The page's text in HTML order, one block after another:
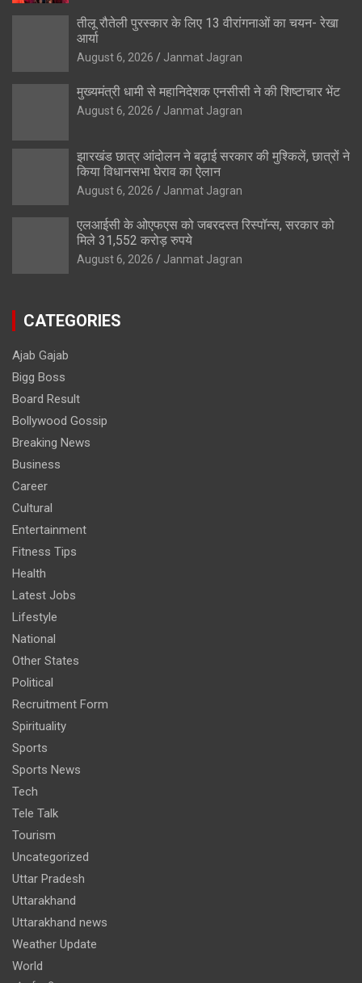
तीलू रौतेली पुरस्कार के लिए 13 वीरांगनाओं का चयन- रेखा
आर्या
August 6, 2026 Janmat Jagran
मुख्यमंत्री धामी से महानिदेशक एनसीसी ने की शिष्टाचार भेंट
August 6, 2026 Janmat Jagran
झारखंड छात्र आंदोलन ने बढ़ाई सरकार की मुश्किलें, छात्रों ने
किया विधानसभा घेराव का ऐलान
August 6, 2026 Janmat Jagran
एलआईसी के ओएफएस को जबरदस्त रिस्पॉन्स, सरकार को
मिले 31,552 करोड़ रुपये
August 6, 2026 Janmat Jagran
CATEGORIES
Ajab Gajab
Bigg Boss
Board Result
Bollywood Gossip
Breaking News
Business
Career
Cultural
Entertainment
Fitness Tips
Health
Latest Jobs
Lifestyle
National
Other States
Political
Recruitment Form
Spirituality
Sports
Sports News
Tech
Tele Talk
Tourism
Uncategorized
Uttar Pradesh
Uttarakhand
Uttarakhand news
Weather Update
World